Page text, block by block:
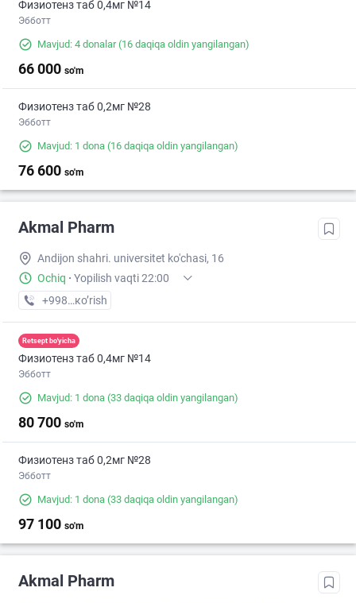
Физиотенз таб 0,4мг №14
Эбботт
Mavjud: 4 donalar(16 daqiqa oldin yangilangan)
66 000 so'm
Физиотенз таб 0,2мг №28
Эбботт
Mavjud: 1 dona (16 daqiqa oldin yangilangan)
76 600 so'm
Akmal Pharm
Andijon shahri. universitet ko'chasi, 16
Ochiq · Yopilish vaqti 22:00
+998 (90) XXX-XX-XX
кo’rish
Retsept bo'yicha
Физиотенз таб 0,4мг №14
Эбботт
Mavjud: 1 dona (33 daqiqa oldin yangilangan)
80 700 so'm
Физиотенз таб 0,2мг №28
Эбботт
Mavjud: 1 dona (33 daqiqa oldin yangilangan)
97 100 so'm
Akmal Pharm